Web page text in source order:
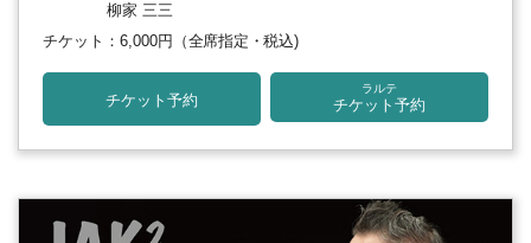
柳家 三三
チケット：6,000円
（全席指定・税込)
チケット予約
ラルテ
チケット予約